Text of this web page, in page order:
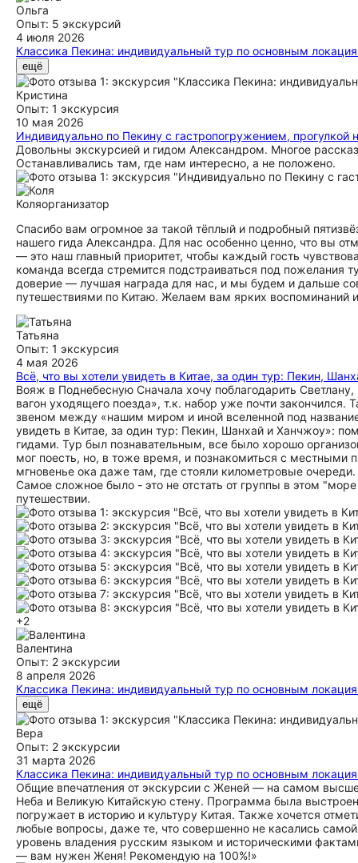
Ольга
Опыт: 5 экскурсий
4 июля 2026
Классика Пекина: индивидуальный тур по основным
Всем привет! нам в первую очередь нужен был человек,
с этим и показал знаковые места в лучшее время. Нам
мы довольны, узнали о современной и древней жизни в
ещё
Кристина
Опыт: 1 экскурсия
10 мая 2026
Индивидуально по Пекину с гастропогружением,
Довольны экскурсией и гидом Александром. Многое
Останавливались там, где нам интересно, а не положено.
Коляорганизатор
Спасибо вам огромное за такой тёплый и подробный
нашего гида Александра. Для нас особенно ценно, что вы
— это наш главный приоритет, чтобы каждый гость
команда всегда стремится подстраиваться под
доверие — лучшая награда для нас, и мы будем и дальше
путешествиями по Китаю. Желаем вам ярких воспоминаний
Татьяна
Опыт: 1 экскурсия
4 мая 2026
Всё, что вы хотели увидеть в Китае, за один тур: Пекин,
Вояж в Поднебесную Сначала хочу поблагодарить
вагон уходящего поезда», т.к. набор уже почти
звеном между «нашим миром и иной вселенной под
увидеть в Китае, за один тур: Пекин, Шанхай и Ханчжоу»:
гидами. Тур был познавательным, все было хорошо
мог поесть, но, в тоже время, и познакомиться с местными
мгновенье ока даже там, где стояли километровые
Самое сложное было - это не отстать от группы в этом
путешествии.
+2
Валентина
Опыт: 2 экскурсии
8 апреля 2026
Классика Пекина: индивидуальный тур по основным
Это была очень интересная и увлекательная экскурсия!
достопримечальности Пекина! Все маршруты были
выходные! Вдобавок Женя отвёл нас(меня и дочь) в
самых больших желаний! Большим сюрпризом стал подарок
же вкусные чаи мы попробовали на чайной церемонии, что
ещё
Вера
Опыт: 2 экскурсии
31 марта 2026
Классика Пекина: индивидуальный тур по основным
Общие впечатления от экскурсии с Женей — на самом
Неба и Великую Китайскую стену. Программа была
погружает в историю и культуру Китая. Также хочется
любые вопросы, даже те, что совершенно не касались
уровень владения русским языком и историческими
— вам нужен Женя! Рекомендую на 100%!»